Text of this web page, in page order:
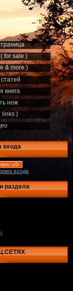
for sale )
& more )
книга
нож
links )
входа
uID
входа
раздела